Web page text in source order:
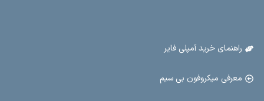
راهنمای خرید آمپلی فایر
معرفی میکروفون بی سیم